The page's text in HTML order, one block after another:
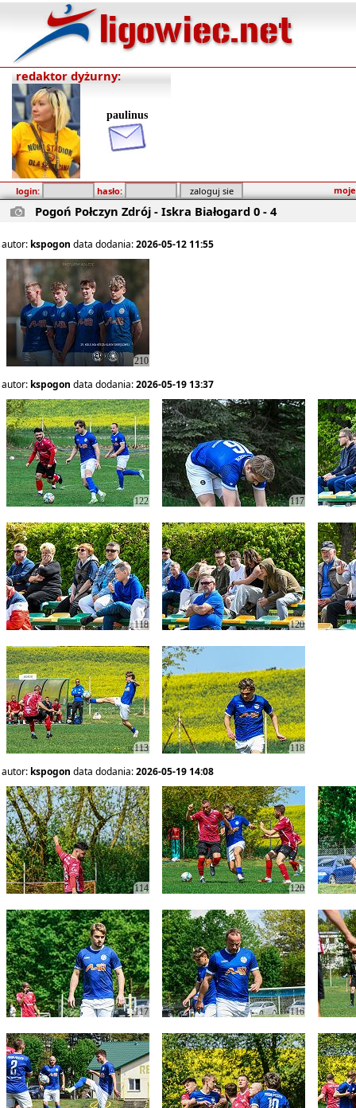
redaktor dyżurny:
paulinus
login: hasło:
Pogoń Połczyn Zdrój - Iskra Białogard 0 - 4
autor: kspogon data dodania:2026-05-12 11:55
210
autor: kspogon data dodania:2026-05-19 13:37
122 117
118 120
113 118
autor: kspogon data dodania:2026-05-19 14:08
114 120
117 116